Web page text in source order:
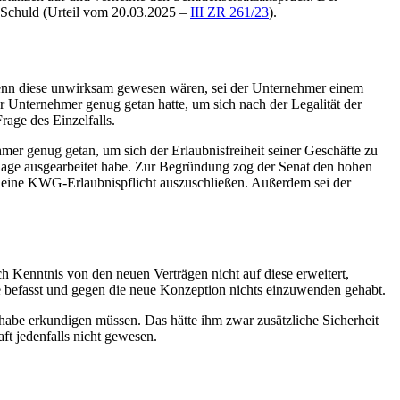
(Urteil vom 20.03.2025 – III ZR 261/23).
diese unwirksam gewesen wären, sei der Unternehmer einem
genug getan hatte, um sich nach der Legalität der
des Einzelfalls.
genug getan, um sich der Erlaubnisfreiheit seiner Geschäfte zu
ausgearbeitet habe. Zur Begründung zog der Senat den hohen
KWG-Erlaubnispflicht auszuschließen. Außerdem sei der
Kenntnis von den neuen Verträgen nicht auf diese erweitert,
und gegen die neue Konzeption nichts einzuwenden gehabt.
erkundigen müssen. Das hätte ihm zwar zusätzliche Sicherheit
jedenfalls nicht gewesen.